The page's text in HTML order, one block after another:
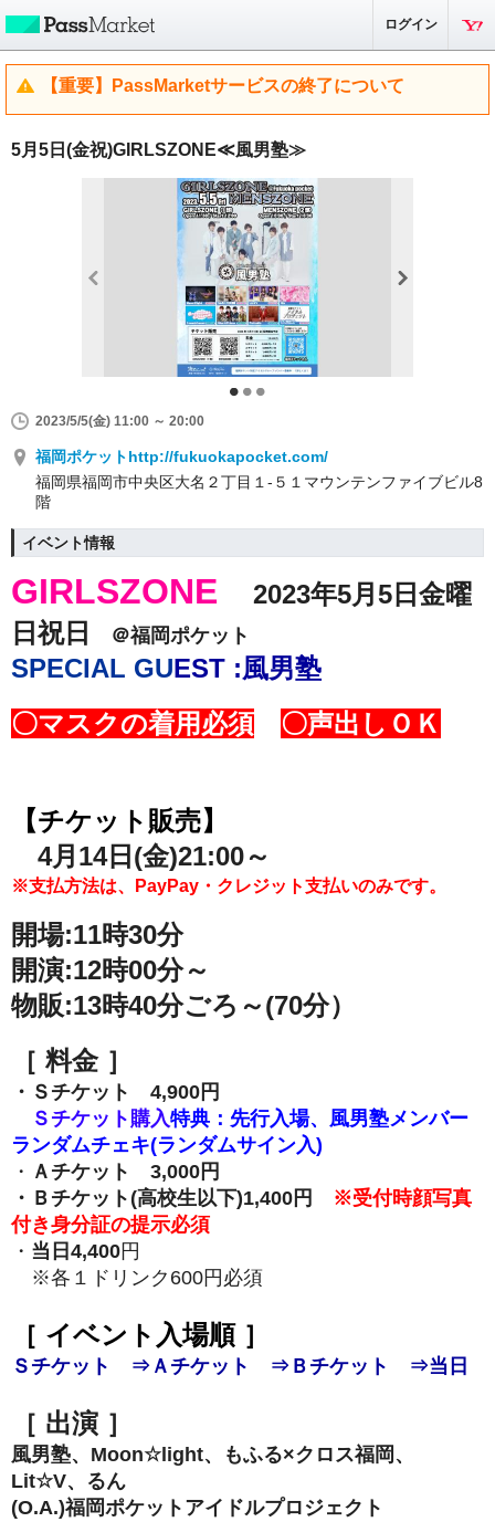
ログイン
【重要】PassMarketサービスの終了について
5月5日(金祝)GIRLSZONE≪風男塾≫
2023/5/5(金) 11:00 ～ 20:00
福岡ポケットhttp://fukuokapocket.com/
福岡県福岡市中央区大名２丁目１-５１マウンテンファイブビル8
階
イベント情報
GIRLSZONE 2023年5月5日金曜
日祝日
＠福岡ポケット
SPECIAL GUEST :風男塾
〇マスクの着用必須
〇声出しＯＫ
【チケット販売】
4月14日(金)21:00～
※支払方法は、PayPay・クレジット支払いのみです。
開場:11時30分
開演:12時00分～
物販:13時40分ごろ～(70分）
［ 料金 ］
・Ｓチケット 4,900円
Ｓチケット購入特典：先行入場、風男塾メンバー
ランダムチェキ(ランダムサイン入)
・ Ａチケット 3,000円
・Ｂチケット(高校生以下)1,400円 ※受付時顔写真
付き身分証の提示必須
・ 当日4,400円
※各１ドリンク600円必須
［ イベント入場順 ］
Ｓチケット ⇒Ａチケット ⇒Ｂチケット ⇒当日
［ 出演 ］
風男塾、Moon☆light、もふる×クロス福岡、
Lit☆V、るん
(O.A.)福岡ポケットアイドルプロジェクト